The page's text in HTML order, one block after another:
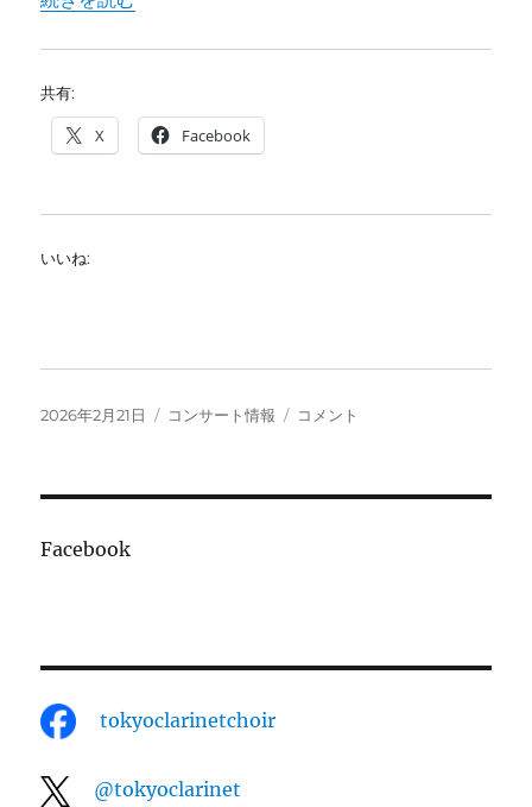
共有:
X Facebook
いいね:
投
2026年2月21日
カ
コンサート情報
第
コメント
Facebook
tokyoclarinetchoir
@tokyoclarinet